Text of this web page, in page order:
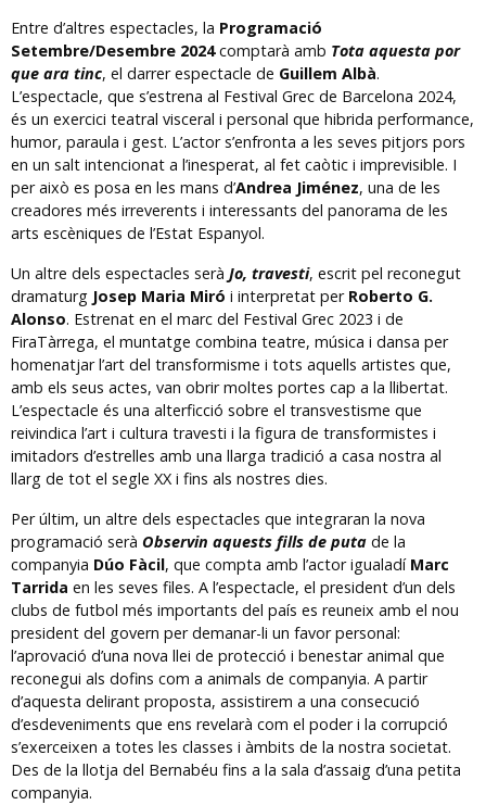
Entre d’altres espectacles, la Programació
Setembre/Desembre 2024comptarà amb Tota aquesta por
que ara tinc, el darrer espectacle de Guillem Albà.
L’espectacle, que s’estrena al Festival Grec de Barcelona 2024,
és un exercici teatral visceral i personal que hibrida performance,
humor, paraula i gest. L’actor s’enfronta a les seves pitjors pors
en un salt intencionat a l’inesperat, al fet caòtic i imprevisible. I
per això es posa en les mans d’Andrea Jiménez, una de les
creadores més irreverents i interessants del panorama de les
arts escèniques de l’Estat Espanyol.
Un altre dels espectacles serà Jo, travesti, escrit pel reconegut
dramaturg Josep Maria Miró i interpretat per Roberto G.
Alonso. Estrenat en el marc del Festival Grec 2023 i de
FiraTàrrega, el muntatge combina teatre, música i dansa per
homenatjar l’art del transformisme i tots aquells artistes que,
amb els seus actes, van obrir moltes portes cap a la llibertat.
L’espectacle és una alterficció sobre el transvestisme que
reivindica l’art i cultura travesti i la figura de transformistes i
imitadors d’estrelles amb una llarga tradició a casa nostra al
llarg de tot el segle XX i fins als nostres dies.
Per últim, un altre dels espectacles que integraran la nova
programació serà Observin aquests fills de puta de la
companyia Dúo Fàcil, que compta amb l’actor igualadí Marc
Tarrida en les seves files. A l’espectacle, el president d’un dels
clubs de futbol més importants del país es reuneix amb el nou
president del govern per demanar-li un favor personal:
l’aprovació d’una nova llei de protecció i benestar animal que
reconegui als dofins com a animals de companyia. A partir
d’aquesta delirant proposta, assistirem a una consecució
d’esdeveniments que ens revelarà com el poder i la corrupció
s’exerceixen a totes les classes i àmbits de la nostra societat.
Des de la llotja del Bernabéu fins a la sala d’assaig d’una petita
companyia.